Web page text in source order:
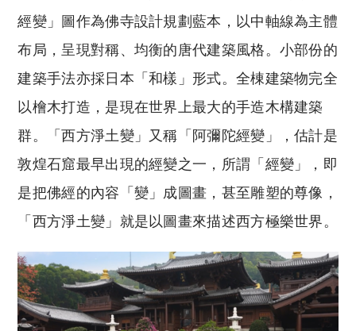
經變」圖作為佛寺設計規劃藍本，以中軸線為主體
布局，呈現對稱、均衡的唐代建築風格。小部份的
建築手法亦採日本「和樣」形式。全棟建築物完全
以檜木打造，是現在世界上最大的手造木構建築
群。「西方淨土變」又稱「阿彌陀經變」，估計是
敦煌石窟最早出現的經變之一，所謂「經變」，即
是把佛經的內容「變」成圖畫，甚至雕塑的尊像，
「西方淨土變」就是以圖畫來描述西方極樂世界。